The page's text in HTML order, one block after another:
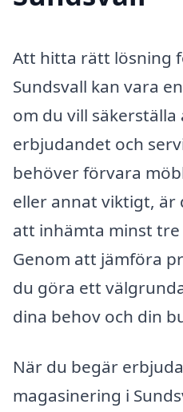
Att hitta rätt lösning
Sundsvall kan vara
om du vill
erbjudandet och
behöver förvara
eller annat viktigt, är
att inhämta minst
Genom att jämföra
du göra ett
dina behov och din
När du begär
magasinering i